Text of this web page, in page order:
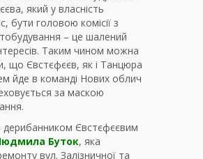
який у власність
бути головою комісії з
– це шалений
Таким чином можна
що Євстєфєєв, як і Танцюра
йде в команді Нових облич
за маскою
дерибанником Євстєфєєвим
Буток, яка
вул. Залізничної та